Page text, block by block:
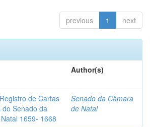
previous 1 next
Author(s)
de Cartas
do Senado da
1659- 1668
Senado da Câmara
de Natal